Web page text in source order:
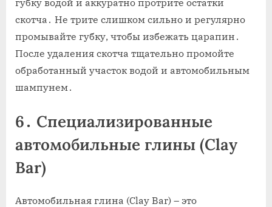
губку водой и аккуратно протрите остатки
скотча․ Не трите слишком сильно и регулярно
промывайте губку‚ чтобы избежать царапин․
После удаления скотча тщательно промойте
обработанный участок водой и автомобильным
шампунем․
6․ Специализированные
автомобильные глины (Clay
Bar)
Автомобильная глина (Clay Bar) – это